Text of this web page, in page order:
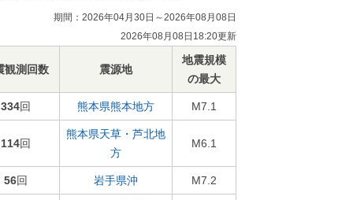
期間：2026年04月30日～2026年08月08日
2026年08月08日18:20更新
観測回数 震源地
地震規模
の最大
334回 熊本県熊本地方 M7.1
114回
熊本県天草・芦北地
方
M6.1
56回 岩手県沖 M7.2